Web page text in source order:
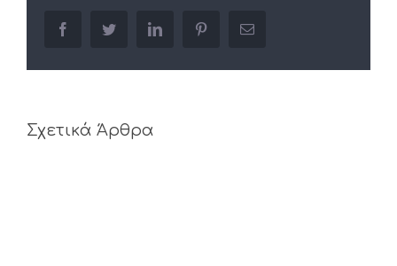
facebooktwitter linkedin pinterestEmail
Σχετικά Άρθρα